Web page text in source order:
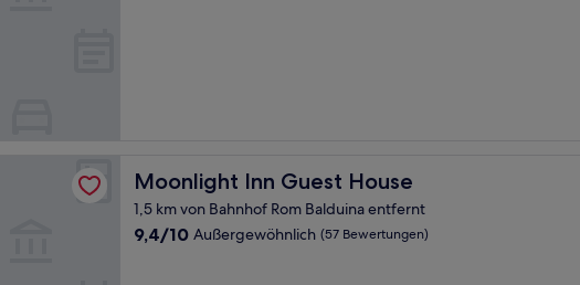
Moonlight Inn Guest House
Moonlight Inn Guest House
1,5 km von Bahnhof Rom Balduina entfernt
9.4
9,4/10 Außergewöhnlich (57 Bewertungen)